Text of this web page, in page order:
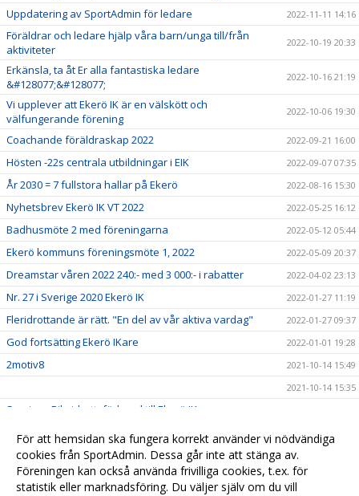
Uppdatering av SportAdmin för ledare 2022-11-11 14:16
Föräldrar och ledare hjälp våra barn/unga till/från
aktiviteter
2022-10-19 20:33
Erkänsla, ta åt Er alla fantastiska ledare
&#128077;&#128077;
2022-10-16 21:19
Vi upplever att Ekerö IK är en välskött och
välfungerande förening
2022-10-06 19:30
Coachande föräldraskap 2022 2022-09-21 16:00
Hösten -22s centrala utbildningar i EIK 2022-09-07 07:35
År 2030 = 7 fullstora hallar på Ekerö 2022-08-16 15:30
Nyhetsbrev Ekerö IK VT 2022 2022-05-25 16:12
Badhusmöte 2 med föreningarna 2022-05-12 05:44
Ekerö kommuns föreningsmöte 1, 2022 2022-05-09 20:37
Dreamstar våren 2022 240:- med 3 000:- i rabatter 2022-04-02 23:13
Nr. 27 i Sverige 2020 Ekerö IK 2022-01-27 11:19
Fleridrottande är rätt. "En del av vår aktiva vardag" 2022-01-27 09:37
God fortsätting Ekerö IKare 2022-01-01 19:28
2motiv8
2021-10-14 15:49
2021-10-14 15:35
Sveriges Riksidrottsförbund till Ekerö IK
2021-08-01 15:56
Medborgar undersökningen 2020 2021-02-10 15:59
Sommarcampen - Vi VILL göra skillnad 2021-01-01 22:13
För att hemsidan ska fungera korrekt använder vi nödvändiga
cookies från SportAdmin. Dessa går inte att stänga av.
Föreningen kan också använda frivilliga cookies, t.ex. för
statistik eller marknadsföring. Du väljer själv om du vill